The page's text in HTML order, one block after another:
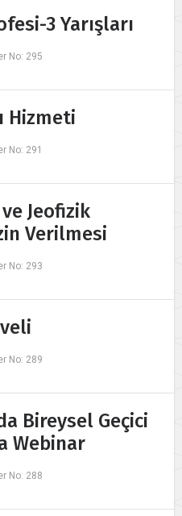
3 Yarışları
No: 295
Hizmeti
No: 291
Jeofizik
Verilmesi
No: 293
No: 289
Bireysel Geçici
Webinar
No: 288